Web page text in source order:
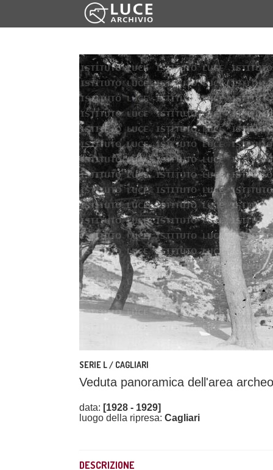
SERIE L / CAGLIARI
Veduta panoramica dell'area
data: [1928 - 1929]
luogo della ripresa: Cagliari
DESCRIZIONE